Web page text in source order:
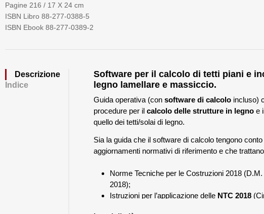
Pagine 216 / 17 X 24 cm
ISBN Libro 88-277-0388-5
ISBN Ebook 88-277-0389-2
Descrizione
Indice
Software per il calcolo di tetti piani e
legno lamellare e massiccio.
Guida operativa (con software di calcoloincluso)
procedure per il calcolo delle strutture in legnoe
quello dei tetti/solai di legno.
Sia la guida che il software di calcolo tengono conto
aggiornamenti normativi di riferimento e che
Norme Tecniche per le Costruzioni 2018
2018);
Istruzioni per l’applicazione delle NTC 2018